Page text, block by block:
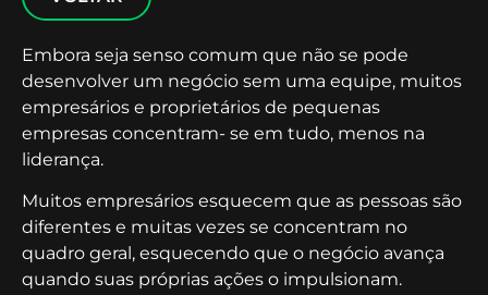
Embora seja senso comum que não se pode
desenvolver um negócio sem uma equipe, muitos
empresários e proprietários de pequenas
empresas concentram- se em tudo, menos na
liderança.
Muitos empresários esquecem que as pessoas são
diferentes e muitas vezes se concentram no
quadro geral, esquecendo que o negócio avança
quando suas próprias ações o impulsionam.